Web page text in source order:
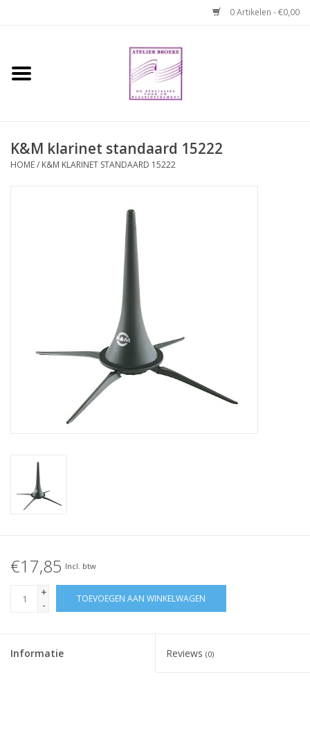
0 Artikelen - €0,00
Home
Reparaties en
K&M klarinet standaard 15222
HOME/ K&M KLARINET STANDAARD 15222
€17,85 Incl. btw
+
-
TOEVOEGEN AAN WINKELWAGEN
Informatie Reviews (0)